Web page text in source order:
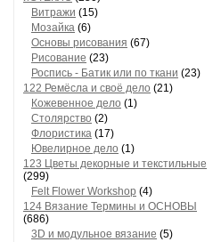
Витражи (15)
Мозайка (6)
Основы рисования (67)
Рисование (23)
Роспись - Батик или по ткани (23)
122 Ремёсла и своё дело (21)
Кожевенное дело (1)
Столярство (2)
Флористика (17)
Ювелирное дело (1)
123 Цветы декорные и текстильные
(299)
Felt Flower Workshop (4)
124 Вязание Термины и ОСНОВЫ
(686)
3D и модульное вязание (5)